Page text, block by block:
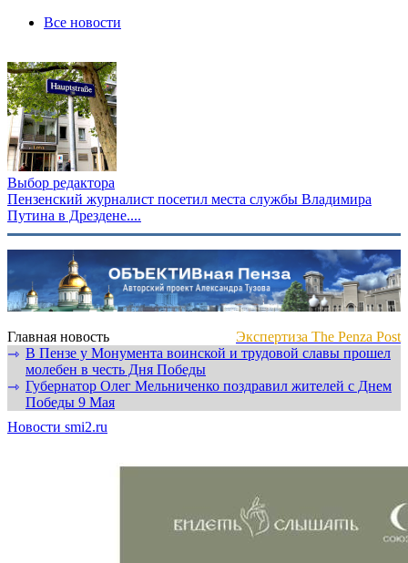
Все новости
Выбор редактора
Пензенский журналист посетил места службы Владимира
Путина в Дрездене....
Главная новость
Экспертиза The Penza Post
⇾ В Пензе у Монумента воинской и трудовой славы прошел
молебен в честь Дня Победы
⇾ Губернатор Олег Мельниченко поздравил жителей с Днем
Победы 9 Мая
Новости smi2.ru